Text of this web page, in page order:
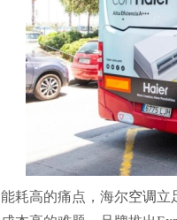
耗高的痛点，海尔空调立